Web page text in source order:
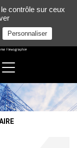
contrôle sur ceux
Personnaliser